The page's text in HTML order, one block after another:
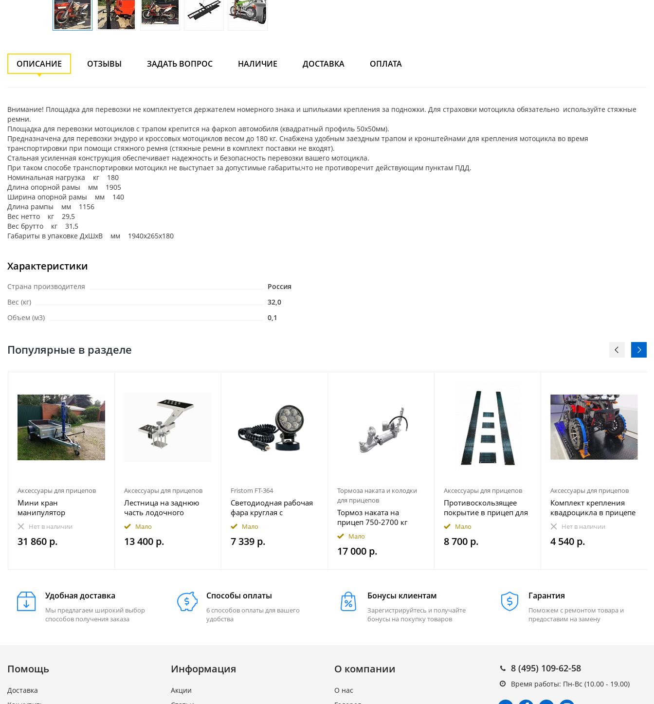
ОПИСАНИЕ ОТЗЫВЫ ЗАДАТЬ ВОПРОС НАЛИЧИЕ ДОСТАВКА ОПЛАТА
Внимание! Площадка для перевозки не комплектуется держателем номерного знака и шпильками крепления за подножки. Для страховки мотоцикла обязательно используйте стяжные
ремни.
Площадка для перевозки мотоциклов с трапом крепится на фаркоп автомобиля (квадратный профиль 50х50мм).
Предназначена для перевозки эндуро и кроссовых мотоциклов весом до 180 кг. Снабжена удобным заездным трапом и кронштейнами для крепления мотоцикла во время
транспортировки при помощи стяжного ремня (стяжные ремни в комплект поставки не входят).
Стальная усиленная конструкция обеспечивает надежность и безопасность перевозки вашего мотоцикла.
При таком способе транспортировки мотоцикл не выступает за допустимые габариты,что не противоречит действующим пунктам ПДД.
Номинальная нагрузка кг 180
Длина опорной рамы мм 1905
Ширина опорной рамы мм 140
Длина рампы мм 1156
Вес нетто кг 29,5
Вес брутто кг 31,5
Габариты в упаковке ДxШxВ мм 1940х265х180
Характеристики
Страна производителя
Россия
Вес (кг)
32,0
Объем (м3)
0,1
Популярные в разделе
Аксессуары для прицепов
Мини кран
манипулятор
гидравлический прицеп
1000 кг пикап
Нет в наличии
31 860 р.
Аксессуары для прицепов
Лестница на заднюю
часть лодочного
прицепа
490.230.000.000-01
Практик (правая - по
Мало
13 400 р.
Fristom FT-364
Светодиодная рабочая
фара круглая с
широким световым
потоком мощность
2500 лм на магнитном
Мало
7 339 р.
Тормоза наката и колодки
для прицепов
Тормоз наката на
прицеп 750-2700 кг
гидравлический
Мало
17 000 р.
Аксессуары для прицепов
Противоскользящее
покрытие в прицеп для
снегохода ПРЕМИУМ
комплект 20 элементов
Мало
8 700 р.
Аксессуары для прицепов
Комплект крепления
квадроцикла в прицепе
(на 1 колесо)
Нет в наличии
4 540 р.
Удобная доставка
Мы предлагаем широкий выбор
способов получения заказа
Способы оплаты
6 способов оплаты для вашего
удобства
Бонусы клиентам
Зарегистрируйтесь и получайте
бонусы на покупку товаров
Гарантия
Поможем с ремонтом товара и
предоставим на замену
Помощь
Доставка
Информация
Акции
О компании
О нас
8 (495) 109-62-58
Время работы: Пн-Вс (10.00 - 19.00)